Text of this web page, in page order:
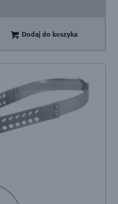
Dodaj do koszyka